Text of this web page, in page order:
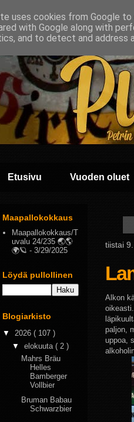
Etusivu Vuoden oluet
tiistai
Alkon
paljon,
uppoa,
Maapallokokkaus
Maapallokokkaus/T
uvalu 24/235 🌏🌎
🌍🪐 - 3/29/2025
Löydä pullollinen
Blogiarkisto
▼ 2026 ( 107 )
▼ elokuuta ( 2 )
Mahrs Bräu
Helles
Bamberger
Vollbier
Bruman Babau
Schwarzbier
uses cookies from Google
with Google along with
and to detect and address